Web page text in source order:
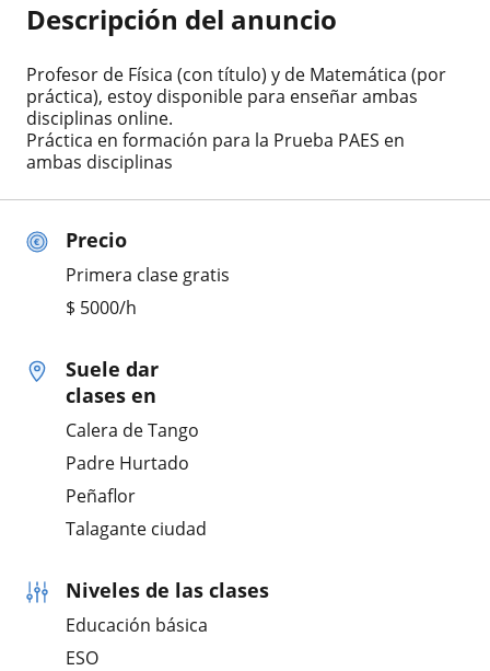
Precio
Primera clase gratis
$ 5000/h
Suele dar
clases en
Calera de Tango
Padre Hurtado
Peñaflor
Talagante ciudad
Niveles de las clases
Educación básica
ESO
Descripción del anuncio
Profesor de Física (con título) y de Matemática (por
práctica), estoy disponible para enseñar ambas
disciplinas online.
Práctica en formación para la Prueba PAES en
ambas disciplinas